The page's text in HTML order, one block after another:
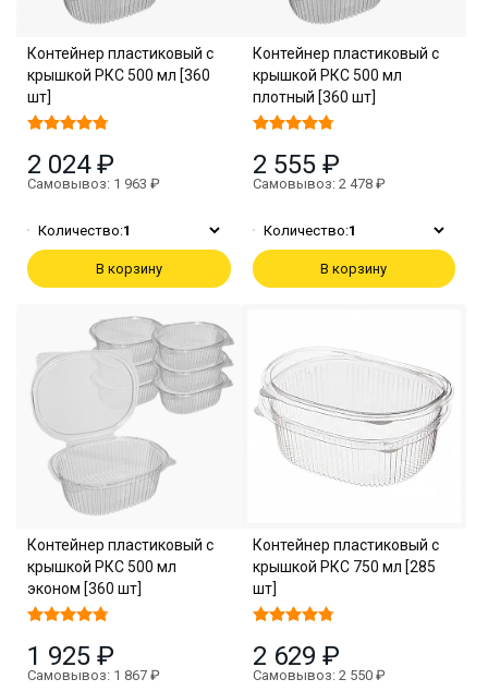
Контейнер пластиковый с
крышкой РКС 500 мл [360
шт]
2 024 ₽
Самовывоз: 1 963 ₽
Количество:1
В корзину
Контейнер пластиковый с
крышкой РКС 500 мл
плотный [360 шт]
2 555 ₽
Самовывоз: 2 478 ₽
Количество:1
В корзину
Контейнер пластиковый с
крышкой РКС 500 мл
эконом [360 шт]
1 925 ₽
Самовывоз: 1 867 ₽
Контейнер пластиковый с
крышкой РКС 750 мл [285
шт]
2 629 ₽
Самовывоз: 2 550 ₽